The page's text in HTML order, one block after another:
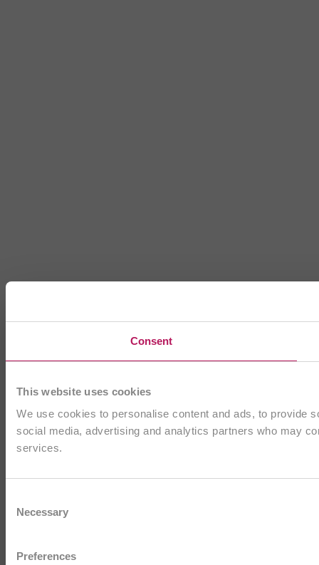
Consent
This website uses cookies
We use cookies to personalise content and ads, to provide
social media, advertising and analytics partners who may
services.
Selection
Necessary
Preferences